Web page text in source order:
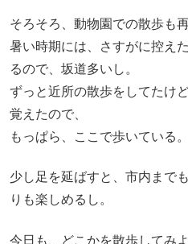
そろそろ、動物園での散歩も
暑い時期には、さすがに控え
るので、坂道多いし。
ずっと近所の散歩をしてたけ
覚えたので、
もっぱら、ここで歩いている。
少し足を延ばすと、市内まで
りも楽しめるし。
今日も、どこかを散歩してみ